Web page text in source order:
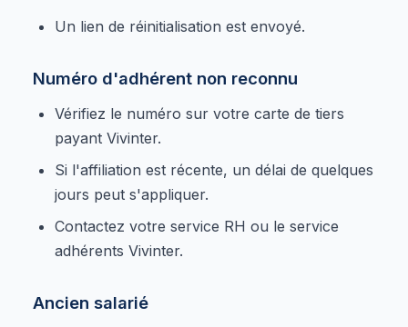
Un lien de réinitialisation est envoyé.
Numéro d'adhérent non reconnu
Vérifiez le numéro sur votre carte de tiers
payant Vivinter.
Si l'affiliation est récente, un délai de quelques
jours peut s'appliquer.
Contactez votre service RH ou le service
adhérents Vivinter.
Ancien salarié